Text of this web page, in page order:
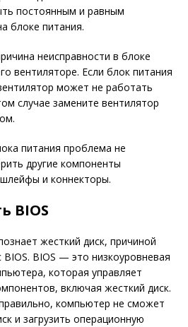
постоянным и равным
блоке питания.
неисправности в блоке
вентиляторе. Если блок питания
может не работать
случае замените вентилятор
питания проблема не
другие компоненты
и коннекторы.
BIOS
жесткий диск, причиной
BIOS — это низкоуровневая
которая управляет
включая жесткий диск.
компьютер не сможет
и загрузить операционную